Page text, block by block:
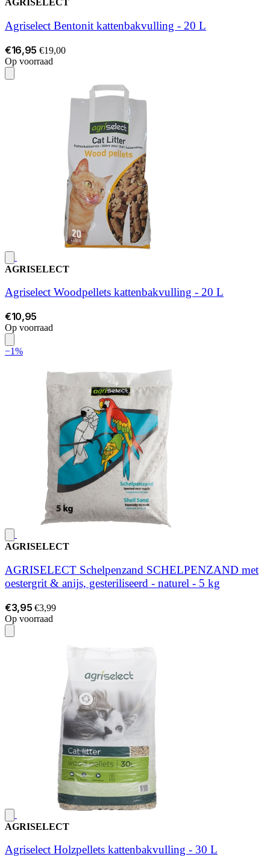
AGRISELECT
Agriselect Bentonit kattenbakvulling - 20 L
€16,95 €19,00
Op voorraad
AGRISELECT
Agriselect Woodpellets kattenbakvulling - 20 L
€10,95
Op voorraad
−1%
AGRISELECT
AGRISELECT Schelpenzand SCHELPENZAND met
oestergrit & anijs, gesteriliseerd - naturel - 5 kg
€3,95 €3,99
Op voorraad
AGRISELECT
Agriselect Holzpellets kattenbakvulling - 30 L